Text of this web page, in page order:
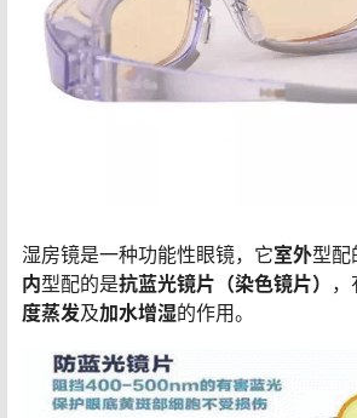
湿房镜是一种功能性眼镜，它室外型配
内型配的是抗蓝光镜片（染色镜片） ，
度蒸发及加水增湿的作用。